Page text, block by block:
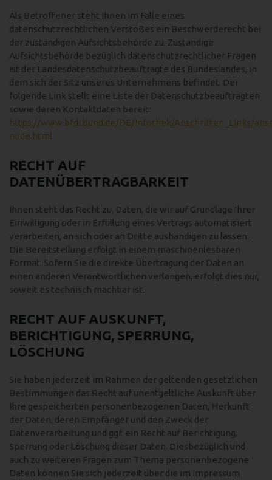
Als Betroffener steht Ihnen im Falle eines
datenschutzrechtlichen Verstoßes ein Beschwerderecht bei
der zuständigen Aufsichtsbehörde zu. Zuständige
Aufsichtsbehörde bezüglich datenschutzrechtlicher Fragen
ist der Landesdatenschutzbeauftragte des Bundeslandes, in
dem sich der Sitz unseres Unternehmens befindet. Der
folgende Link stellt eine Liste der Datenschutzbeauftragten
sowie deren Kontaktdaten bereit:
https://www.bfdi.bund.de/DE/Infothek/Anschriften_Links/
node.html.
RECHT AUF
DATENÜBERTRAGBARKEIT
Ihnen steht das Recht zu, Daten, die wir auf Grundlage Ihrer
Einwilligung oder in Erfüllung eines Vertrags automatisiert
verarbeiten, an sich oder an Dritte aushändigen zu lassen.
Die Bereitstellung erfolgt in einem maschinenlesbaren
Format. Sofern Sie die direkte Übertragung der Daten an
einen anderen Verantwortlichen verlangen, erfolgt dies nur,
soweit es technisch machbar ist.
RECHT AUF AUSKUNFT,
BERICHTIGUNG, SPERRUNG,
LÖSCHUNG
Sie haben jederzeit im Rahmen der geltenden gesetzlichen
Bestimmungen das Recht auf unentgeltliche Auskunft über
Ihre gespeicherten personenbezogenen Daten, Herkunft
der Daten, deren Empfänger und den Zweck der
Datenverarbeitung und ggf. ein Recht auf Berichtigung,
Sperrung oder Löschung dieser Daten. Diesbezüglich und
auch zu weiteren Fragen zum Thema personenbezogene
Daten können Sie sich jederzeit über die im Impressum